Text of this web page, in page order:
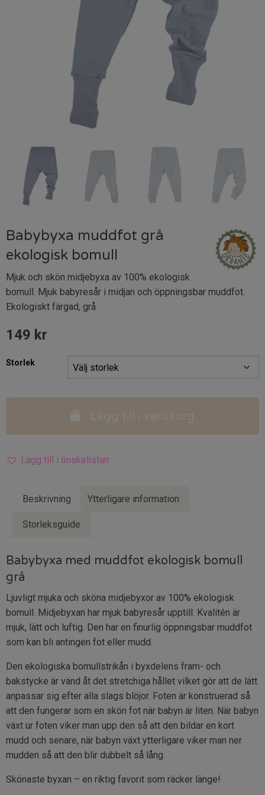
Babybyxa muddfot grå
ekologisk bomull
Mjuk och skön midjebyxa av 100% ekologisk
bomull. Mjuk babyresår i midjan och öppningsbar muddfot.
Ekologiskt färgad, grå
149 kr
Storlek
Lägg till i varukorg
Lägg till i önskelistan
Beskrivning Ytterligare information
Storleksguide
Babybyxa med muddfot ekologisk bomull
grå
Ljuvligt mjuka och sköna midjebyxor av 100% ekologisk
bomull. Midjebyxan har mjuk babyresår upptill. Kvalitén är
mjuk, lätt och luftig. Den har en finurlig öppningsbar muddfot
som kan bli antingen fot eller mudd.
Den ekologiska bomullstrikån i byxdelens fram- och
bakstycke är vänd åt det stretchiga hållet vilket gör att de lätt
anpassar sig efter alla slags blöjor. Foten är konstruerad så
att den fungerar som en skön fot när babyn är liten. När babyn
växt ur foten viker man upp den så att den bildar en kort
mudd och senare, när babyn växt ytterligare viker man ner
mudden så att den blir dubbelt så lång.
Skönaste byxan – en riktig favorit som räcker länge!